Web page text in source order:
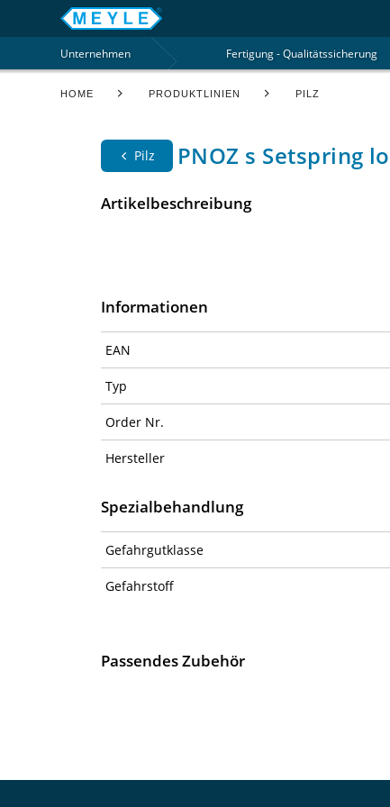
Fertigung - Qualitätssicherung
Unternehmen
HOME PRODUKTLINIEN PILZ
Pilz PNOZ s Setspring
Artikelbeschreibung
Informationen
EAN
Typ
Order Nr.
Hersteller
Spezialbehandlung
Gefahrgutklasse
Gefahrstoff
Passendes Zubehör